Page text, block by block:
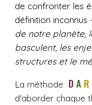
de confronter les
définition inconnus
de notre planète,
basculent, les
structures et le
L a méthode D IA R
d'aborder chaque